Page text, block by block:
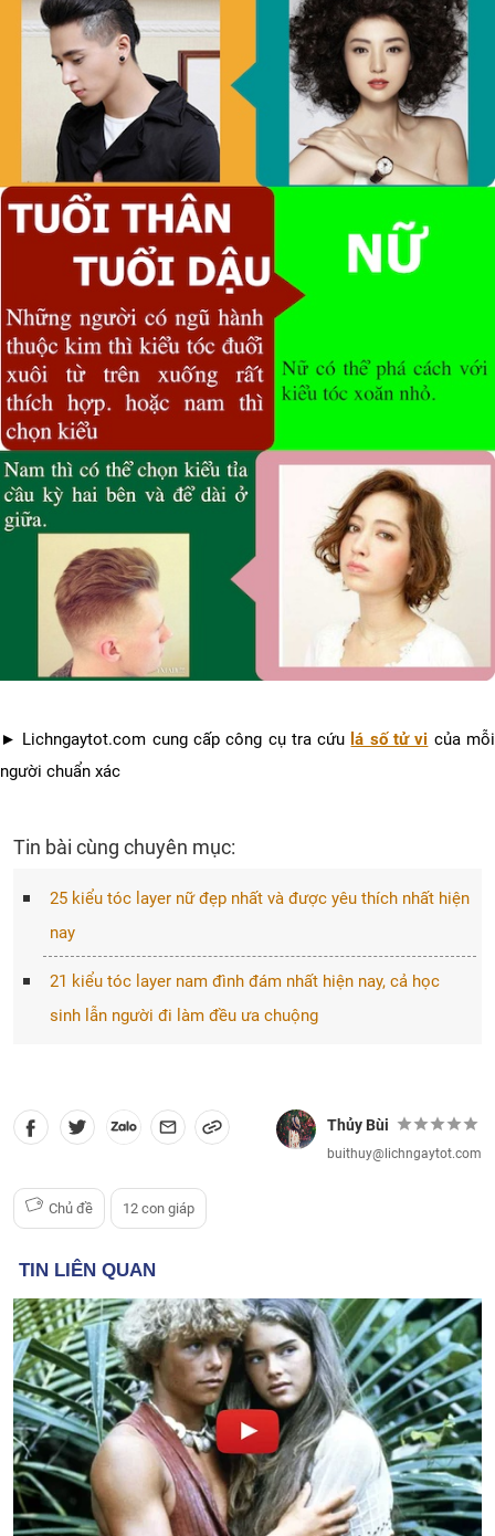
► Lichngaytot.com cung cấp công cụ tra cứu lá số tử vi của mỗi
người chuẩn xác
Tin bài cùng chuyên mục:
25 kiểu tóc layer nữ đẹp nhất và được yêu thích nhất hiện
nay
21 kiểu tóc layer nam đình đám nhất hiện nay, cả học
sinh lẫn người đi làm đều ưa chuộng
Thủy Bùi
buithuy@lichngaytot.com
Chủ đề 12 con giáp